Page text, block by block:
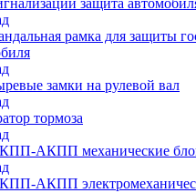
защита
рамка для защиты
замки на рулевой вал
тормоза
АКПП механические
АКПП